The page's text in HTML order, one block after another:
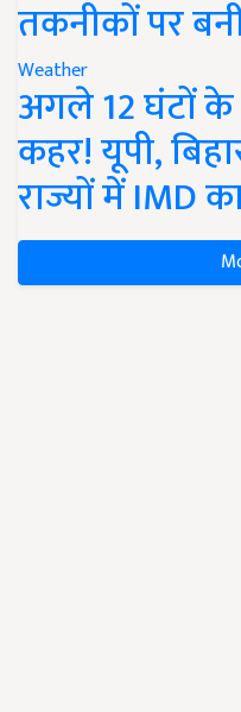
तकनीकों पर
Weather
अगले 12 घंटों के
कहर! यूपी,
राज्यों में IMD